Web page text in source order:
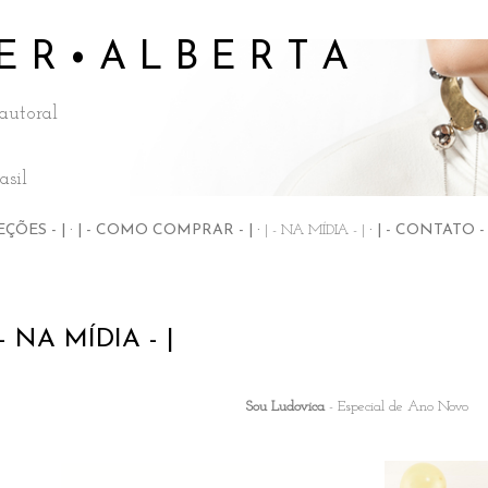
R • A L B E R T A
- | | - COMO COMPRAR - | | - NA MÍDIA - | | - CONTATO -
NA MÍDIA - |
Sou Ludovica - Especial de Ano Novo